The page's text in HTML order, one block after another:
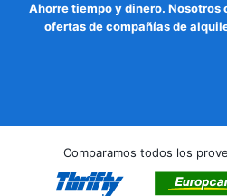
Ahorre tiempo y dinero. Nosotros
ofertas de compañías de
Comparamos todos los